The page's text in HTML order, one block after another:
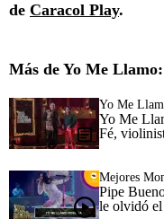
de Caracol Play.
Más de Yo Me Llamo:
Yo Me
Yo Me
Fé,
Mejores
Pipe
le olvidó el